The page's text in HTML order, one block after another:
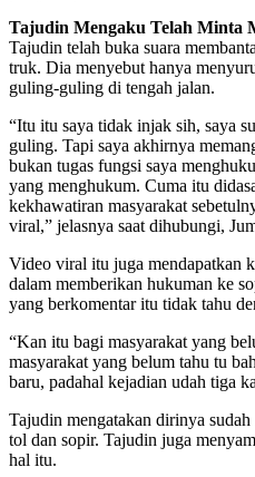
Tajudin Mengaku Telah Minta
Tajudin telah buka suara
truk. Dia menyebut hanya
guling-guling di tengah jalan.
“Itu itu saya tidak injak sih, saya
guling. Tapi saya akhirnya
bukan tugas fungsi saya
yang menghukum. Cuma itu
kekhawatiran masyarakat
viral,” jelasnya saat dihubungi,
Video viral itu juga mendapatkan
dalam memberikan hukuman ke
yang berkomentar itu tidak tahu
“Kan itu bagi masyarakat yang
masyarakat yang belum tahu tu
baru, padahal kejadian udah tiga
Tajudin mengatakan dirinya
tol dan sopir. Tajudin juga
hal itu.